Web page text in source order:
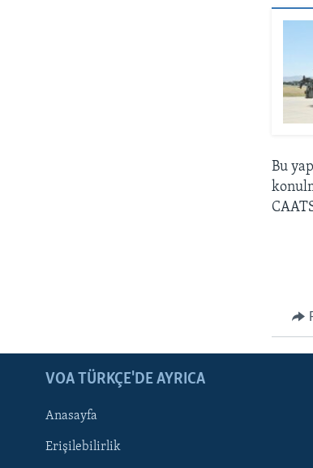
BIZI TAKIP EDIN
Bu
VOA TÜRKÇE'DE AYRICA
Anasayfa
Erişilebilirlik